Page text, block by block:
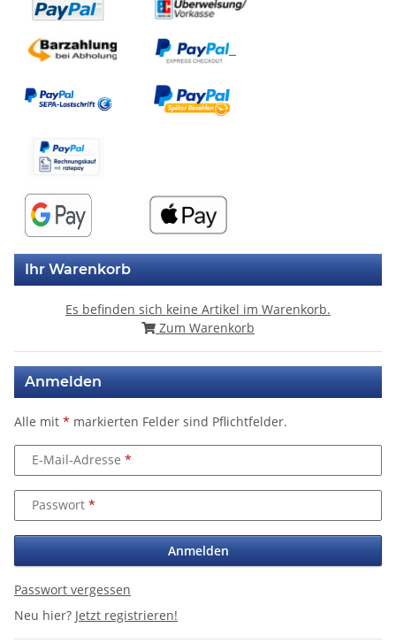
Ihr Warenkorb
Es befinden sich keine Artikel im Warenkorb.
Zum Warenkorb
Anmelden
Alle mit * markierten Felder sind Pflichtfelder.
E-Mail-Adresse
Passwort
Anmelden
Passwort vergessen
Neu hier? Jetzt registrieren!